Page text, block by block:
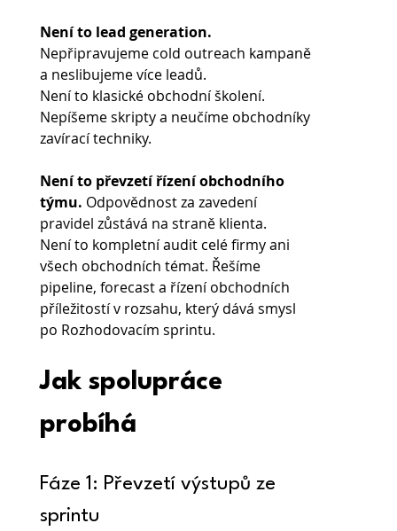
Není to lead generation.
Nepřipravujeme cold outreach kampaně
a neslibujeme více leadů.
Není to klasické obchodní školení.
Nepíšeme skripty a neučíme obchodníky
zavírací techniky.
Není to převzetí řízení obchodního
týmu. Odpovědnost za zavedení
pravidel zůstává na straně klienta.
Není to kompletní audit celé firmy ani
všech obchodních témat. Řešíme
pipeline, forecast a řízení obchodních
příležitostí v rozsahu, který dává smysl
po Rozhodovacím sprintu.
Jak spolupráce
probíhá
Fáze 1: Převzetí výstupů ze
sprintu